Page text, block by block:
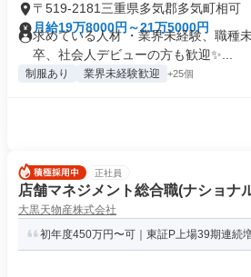
〒519-2181三重県多気郡多気町相可
月給19万8000円～21万5000円
求めている人材 ・業界未経験、職種
卒、社会人デビューの方も歓迎✨...
制服あり 業界未経験歓迎 +25個
正社員
店舗マネジメント総合職(ナショナ
大黒天物産株式会社
初年度450万円〜可｜東証P上場39期連続